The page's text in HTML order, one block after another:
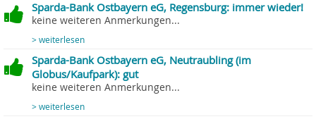
Sparda-Bank Ostbayern eG, Regensburg: immer wieder!
keine weiteren Anmerkungen...
> weiterlesen
Sparda-Bank Ostbayern eG, Neutraubling (im
Globus/Kaufpark): gut
keine weiteren Anmerkungen...
> weiterlesen